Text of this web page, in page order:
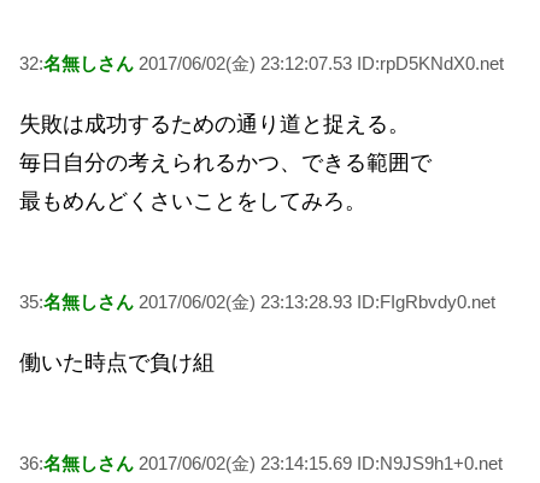
32:名無しさん 2017/06/02(金) 23:12:07.53 ID:rpD5KNdX0.net
失敗は成功するための通り道と捉える。
毎日自分の考えられるかつ、できる範囲で
最もめんどくさいことをしてみろ。
35:名無しさん 2017/06/02(金) 23:13:28.93 ID:FIgRbvdy0.net
働いた時点で負け組
36:名無しさん 2017/06/02(金) 23:14:15.69 ID:N9JS9h1+0.net